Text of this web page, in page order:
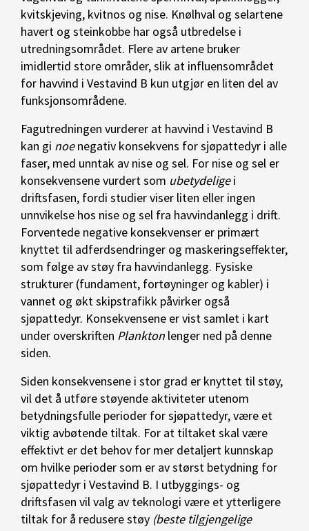
kvitskjeving, kvitnos og nise. Knølhval og selartene
havert og steinkobbe har også utbredelse i
utredningsområdet. Flere av artene bruker
imidlertid store områder, slik at influensområdet
for havvind i Vestavind B kun utgjør en liten del av
funksjonsområdene.
Fagutredningen vurderer at havvind i Vestavind B
kan gi noenegativ konsekvens for sjøpattedyr i alle
faser, med unntak av nise og sel. For nise og sel er
konsekvensene vurdert som ubetydeligei
driftsfasen, fordi studier viser liten eller ingen
unnvikelse hos nise og sel fra havvindanlegg i drift.
Forventede negative konsekvenser er primært
knyttet til adferdsendringer og maskeringseffekter,
som følge av støy fra havvindanlegg. Fysiske
strukturer (fundament, fortøyninger og kabler) i
vannet og økt skipstrafikk påvirker også
sjøpattedyr. Konsekvensene er vist samlet i kart
under overskriften Plankton lenger ned på denne
siden.
Siden konsekvensene i stor grad er knyttet til støy,
vil det å utføre støyende aktiviteter utenom
betydningsfulle perioder for sjøpattedyr, være et
viktig avbøtende tiltak. For at tiltaket skal være
effektivt er det behov for mer detaljert kunnskap
om hvilke perioder som er av størst betydning for
sjøpattedyr i Vestavind B. I utbyggings- og
driftsfasen vil valg av teknologi være et ytterligere
tiltak for å redusere støy (beste tilgjengelige